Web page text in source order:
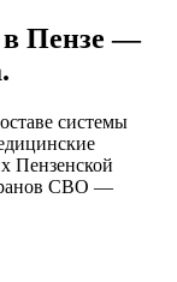
в Пензе —
системы
Пензенской
СВО —